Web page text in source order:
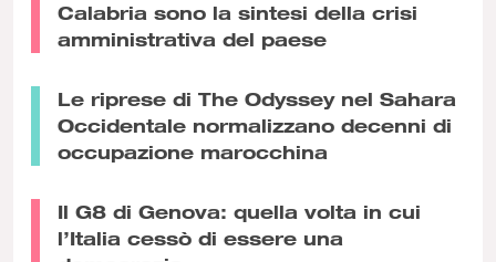
Calabria sono la sintesi della crisi
amministrativa del paese
Le riprese di The Odyssey nel Sahara
Occidentale normalizzano decenni di
occupazione marocchina
Il G8 di Genova: quella volta in cui
l’Italia cessò di essere una